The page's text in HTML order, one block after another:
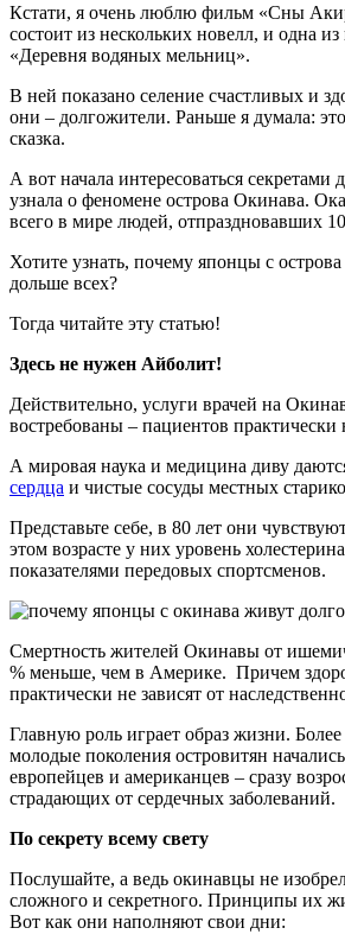
Кстати, я очень люблю фильм «Сны
состоит из нескольких новелл, и одна
«Деревня водяных мельниц».
В ней показано селение счастливых и
они – долгожители. Раньше я думала:
сказка.
А вот начала интересоваться секретами
узнала о феномене острова Окинава.
всего в мире людей, отпраздновавших
Хотите узнать, почему японцы с
дольше всех?
Тогда читайте эту статью!
Здесь не нужен Айболит!
Действительно, услуги врачей на
востребованы – пациентов практически
А мировая наука и медицина диву
сердца и чистые сосуды местных
Представьте себе, в 80 лет они
этом возрасте у них уровень
показателями передовых спортсменов.
Смертность жителей Окинавы от
% меньше, чем в Америке. Причем
практически не зависят от
Главную роль играет образ жизни. Более
молодые поколения островитян
европейцев и американцев – сразу
страдающих от сердечных заболеваний.
По секрету всему свету
Послушайте, а ведь окинавцы не
сложного и секретного. Принципы их
Вот как они наполняют свои дни: